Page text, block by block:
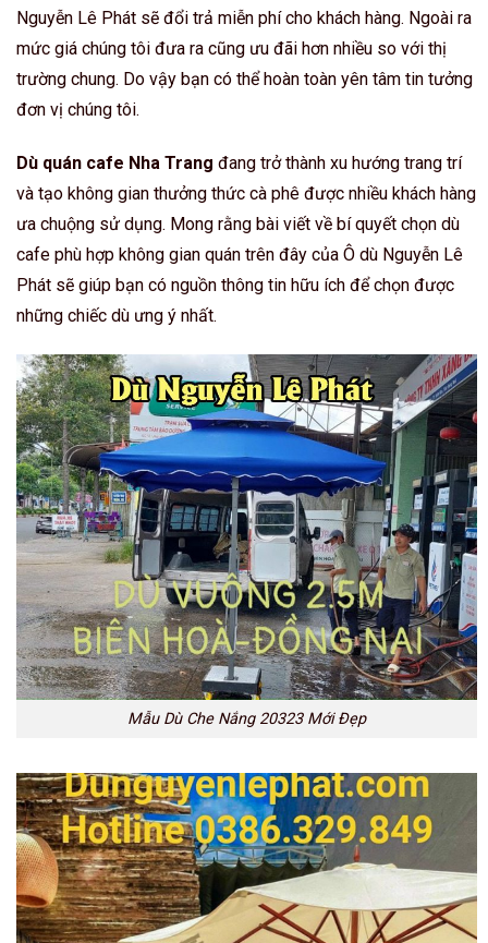
Nguyễn Lê Phát sẽ đổi trả miễn phí cho khách hàng. Ngoài ra
mức giá chúng tôi đưa ra cũng ưu đãi hơn nhiều so với thị
trường chung. Do vậy bạn có thể hoàn toàn yên tâm tin tưởng
đơn vị chúng tôi.
Dù quán cafe Nha Trang đang trở thành xu hướng trang trí
và tạo không gian thưởng thức cà phê được nhiều khách hàng
ưa chuộng sử dụng. Mong rằng bài viết về bí quyết chọn dù
cafe phù hợp không gian quán trên đây của Ô dù Nguyễn Lê
Phát sẽ giúp bạn có nguồn thông tin hữu ích để chọn được
những chiếc dù ưng ý nhất.
Mẫu Dù Che Nắng 20323 Mới Đẹp